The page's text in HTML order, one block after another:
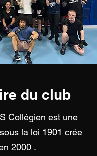
du club
Collégien est une
la loi 1901 crée
2000 .